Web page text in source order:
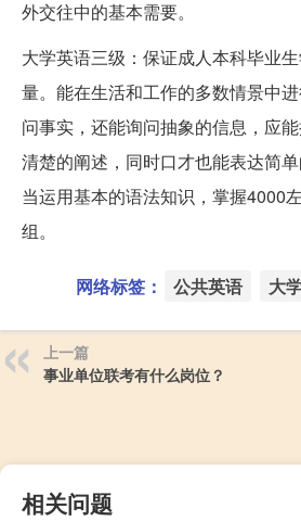
外交往中的基本需要。
大学英语三级：保证成人本科毕业
量。能在生活和工作的多数情景中
问事实，还能询问抽象的信息，应
清楚的阐述，同时口才也能表达简
当运用基本的语法知识，掌握4000
组。
网络标签： 公共英语 大
上一篇
事业单位联考有什么岗位？
相关问题